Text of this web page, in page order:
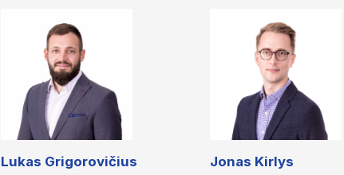
Lukas Grigorovičius
Jonas Kirlys